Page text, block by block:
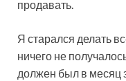
продавать.
Я старался делать
ничего не
должен был в месяц